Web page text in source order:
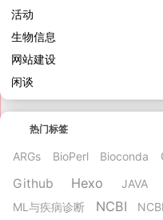
活动
生物信息
网站建设
闲谈
热门标签
ARGs BioPerl Bioconda
Github Hexo JAVA
ML与疾病诊断
NCBI